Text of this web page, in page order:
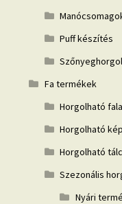
Puff készítés
Fa termékek
Horgolható
Horgolható
Horgolható
Szezonális
Nyári